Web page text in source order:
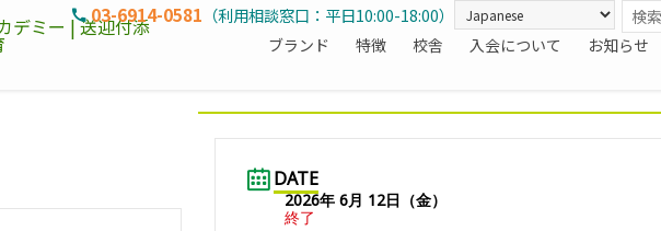
ブランド 特徴 校舎 入会について お知らせ
03-6914-0581 （利用相談窓口：平日10:00-18:00）
DATE
2026年 6月 12日（金）
終了